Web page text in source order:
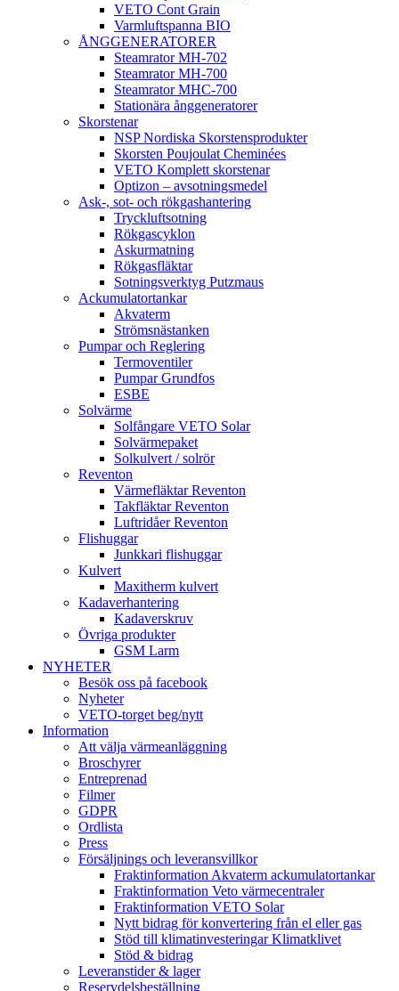
VETO Cont Grain
Varmluftspanna BIO
ÅNGGENERATORER
Steamrator MH-702
Steamrator MH-700
Steamrator MHC-700
Stationära ånggeneratorer
Skorstenar
NSP Nordiska Skorstensprodukter
Skorsten Poujoulat Cheminées
VETO Komplett skorstenar
Optizon – avsotningsmedel
Ask-, sot- och rökgashantering
Tryckluftsotning
Rökgascyklon
Askurmatning
Rökgasfläktar
Sotningsverktyg Putzmaus
Ackumulatortankar
Akvaterm
Strömsnästanken
Pumpar och Reglering
Termoventiler
Pumpar Grundfos
ESBE
Solvärme
Solfångare VETO Solar
Solvärmepaket
Solkulvert / solrör
Reventon
Värmefläktar Reventon
Takfläktar Reventon
Luftridåer Reventon
Flishuggar
Junkkari flishuggar
Kulvert
Maxitherm kulvert
Kadaverhantering
Kadaverskruv
Övriga produkter
GSM Larm
NYHETER
Besök oss på facebook
Nyheter
VETO-torget beg/nytt
Information
Att välja värmeanläggning
Broschyrer
Entreprenad
Filmer
GDPR
Ordlista
Press
Försäljnings och leveransvillkor
Fraktinformation Akvaterm ackumulatortankar
Fraktinformation Veto värmecentraler
Fraktinformation VETO Solar
Nytt bidrag för konvertering från el eller gas
Stöd till klimatinvesteringar Klimatklivet
Stöd & bidrag
Leveranstider & lager
Reservdelsbeställning